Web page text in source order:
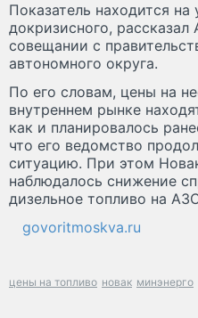
Показатель находится
докризисного,
совещании с
автономного округа.
По его словам, цены на
внутреннем рынке
как и планировалось
что его ведомство
ситуацию. При этом
наблюдалось снижение
дизельное топливо на
govoritmoskva.ru
цены на топливо новак минэнерго